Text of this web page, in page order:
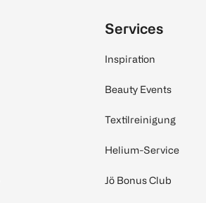
Services
Inspiration
Beauty Events
Textilreinigung
Helium-Service
Jö Bonus Club